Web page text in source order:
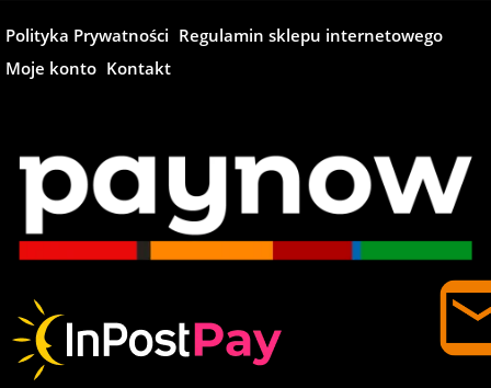
Polityka Prywatności Regulamin sklepu internetowego
Moje konto Kontakt